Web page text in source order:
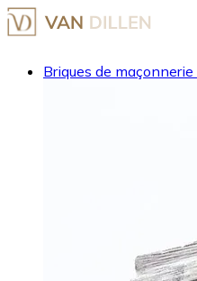
Briques de maçonnerie